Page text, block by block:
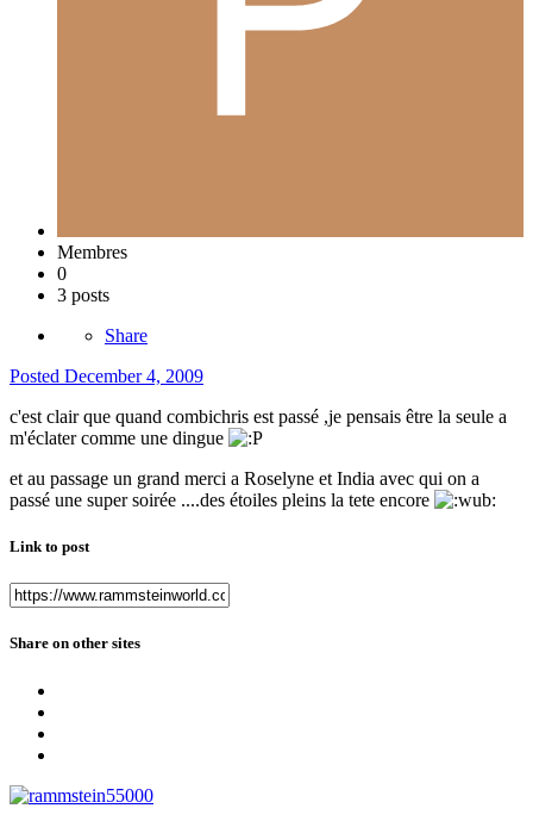
Membres
0
3 posts
Share
Posted December 4, 2009
c'est clair que quand combichris est passé ,je pensais être la seule a
m'éclater comme une dingue
et au passage un grand merci a Roselyne et India avec qui on a
passé une super soirée ....des étoiles pleins la tete encore
Link to post
Share on other sites